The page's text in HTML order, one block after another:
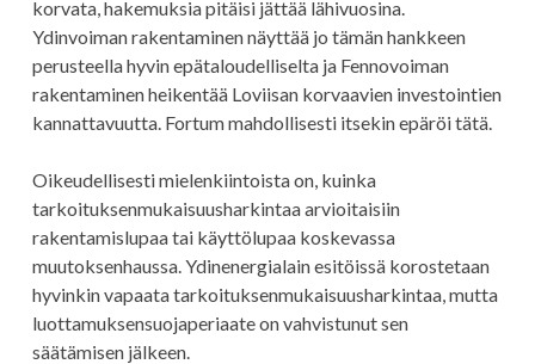
korvata, hakemuksia pitäisi jättää lähivuosina.
Ydinvoiman rakentaminen näyttää jo tämän hankkeen
perusteella hyvin epätaloudelliselta ja Fennovoiman
rakentaminen heikentää Loviisan korvaavien investointien
kannattavuutta. Fortum mahdollisesti itsekin epäröi tätä.
Oikeudellisesti mielenkiintoista on, kuinka
tarkoituksenmukaisuusharkintaa arvioitaisiin
rakentamislupaa tai käyttölupaa koskevassa
muutoksenhaussa. Ydinenergialain esitöissä korostetaan
hyvinkin vapaata tarkoituksenmukaisuusharkintaa, mutta
luottamuksensuojaperiaate on vahvistunut sen
säätämisen jälkeen.